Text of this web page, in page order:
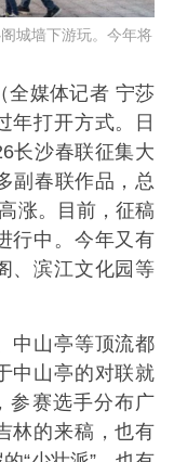
城墙下游玩。今年将
媒体记者 宁莎
年打开方式。日
长沙春联征集大
副春联作品，总
涨。目前，征稿
行中。今年又有
、滨江文化园等
山亭等顶流都
中山亭的对联就
参赛选手分布广
林的来稿，也有